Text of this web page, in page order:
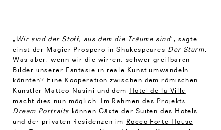
„ Wir sind der Stoff, aus dem die Träume sind“, sagte
einst der Magier Prospero in Shakespeares Der Sturm
Was aber, wenn wir die wirren, schwer greifbaren
Bilder unserer Fantasie in reale Kunst umwandeln
könnten? Eine Kooperation zwischen dem römischen
Künstler Matteo Nasini und dem Hotel de la Ville
macht dies nun möglich. Im Rahmen des Projekts
Dream Portraits können Gäste der Suiten des Hotels
und der privaten Residenzen im Rocco Forte House